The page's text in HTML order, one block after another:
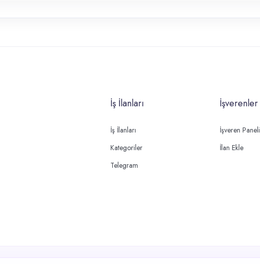
İş İlanları
İş İlanları
Kategoriler
Telegram
İşverenler
İşveren Paneli
İlan Ekle